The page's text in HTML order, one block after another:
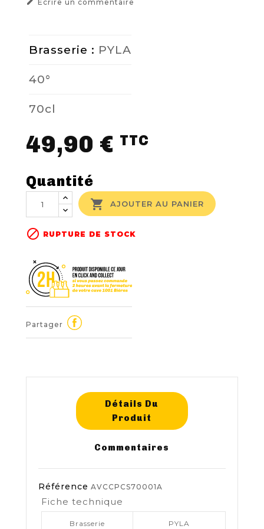
Ecrire un commentaire
Brasserie : PYLA
40°
70cl
49,90 € TTC
Quantité
 AJOUTER AU PANIER
 RUPTURE DE STOCK
Partager
Détails Du
Produit
Commentaires
Référence AVCCPCS70001A
Fiche technique
Brasserie PYLA